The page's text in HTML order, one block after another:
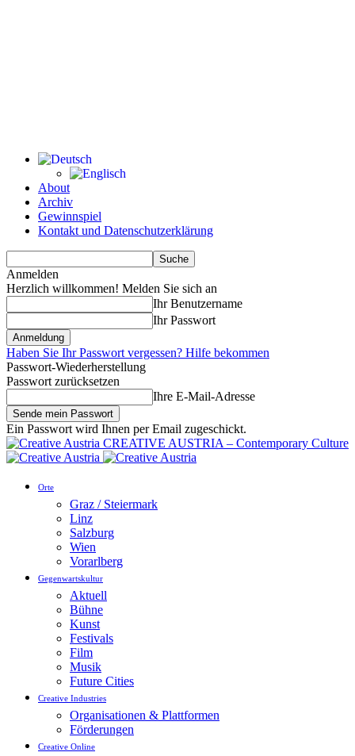
About
Archiv
Gewinnspiel
Kontakt und Datenschutzerklärung
Anmelden
Herzlich willkommen! Melden Sie sich an
Ihr Benutzername
Ihr Passwort
Haben Sie Ihr Passwort vergessen? Hilfe bekommen
Passwort-Wiederherstellung
Passwort zurücksetzen
Ihre E-Mail-Adresse
Ein Passwort wird Ihnen per Email zugeschickt.
CREATIVE AUSTRIA – Contemporary Culture
Orte
Graz / Steiermark
Linz
Salzburg
Wien
Vorarlberg
Gegenwartskultur
Aktuell
Bühne
Kunst
Festivals
Film
Musik
Future Cities
Creative Industries
Organisationen & Plattformen
Förderungen
Creative Online